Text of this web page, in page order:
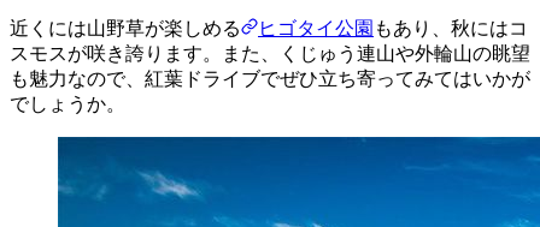
近くには山野草が楽しめる ヒゴタイ公園 もあり、秋にはコ
スモスが咲き誇ります。また、くじゅう連山や外輪山の眺望
も魅力なので、紅葉ドライブでぜひ立ち寄ってみてはいかが
でしょうか。